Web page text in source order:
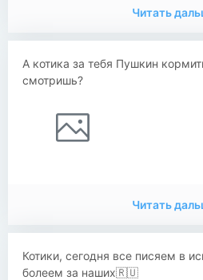
Читать
А котика за тебя Пушкин
смотришь?
Читать
Котики, сегодня все писяем в
болеем за наших🇷🇺